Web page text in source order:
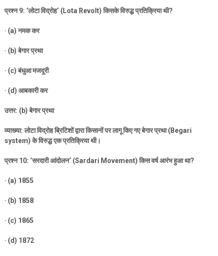
प्रश्न9: ‘लोटा विद्रोह‘ (Lota Revolt)किसके विरुद्ध प्रतिक्रिया थी?
· (a)नमक कर
· (b)बेगार प्रथा
· (c)बंधुआ मजदूरी
· (d) आबकारी कर
उत्तर: (b)बेगार प्रथा
व्याख्या: लोटा विद्रोह ब्रिटिशों द्वारा किसानों पर लागू किए गए बेगार प्रथा (Begari
system)के विरुद्ध एक प्रतिक्रिया थी।
प्रश्न10: ‘सरदारी आंदोलन‘ (Sardari Movement)किस वर्ष आरंभ हुआ था?
· (a) 1855
· (b) 1858
· (c) 1865
· (d) 1872